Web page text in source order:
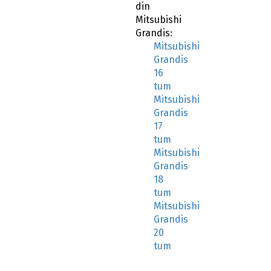
din
Mitsubishi
Grandis:
Mitsubishi
Grandis
16
tum
Mitsubishi
Grandis
17
tum
Mitsubishi
Grandis
18
tum
Mitsubishi
Grandis
20
tum